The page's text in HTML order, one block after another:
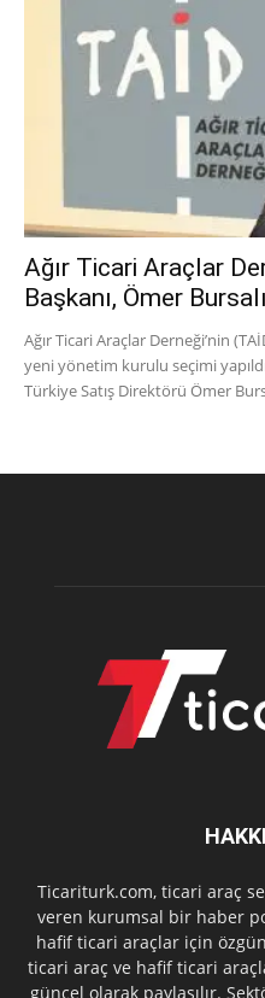
Ağır Ticari Araçlar
Başkanı, Ömer
Ağır Ticari Araçlar Derneği’nin
yeni yönetim kurulu seçimi
Türkiye Satış Direktörü Ömer
Ticariturk.com, ticari araç
veren kurumsal bir haber
hafif ticari araçlar için
ticari araç ve hafif ticari
güncel olarak paylaşılır.